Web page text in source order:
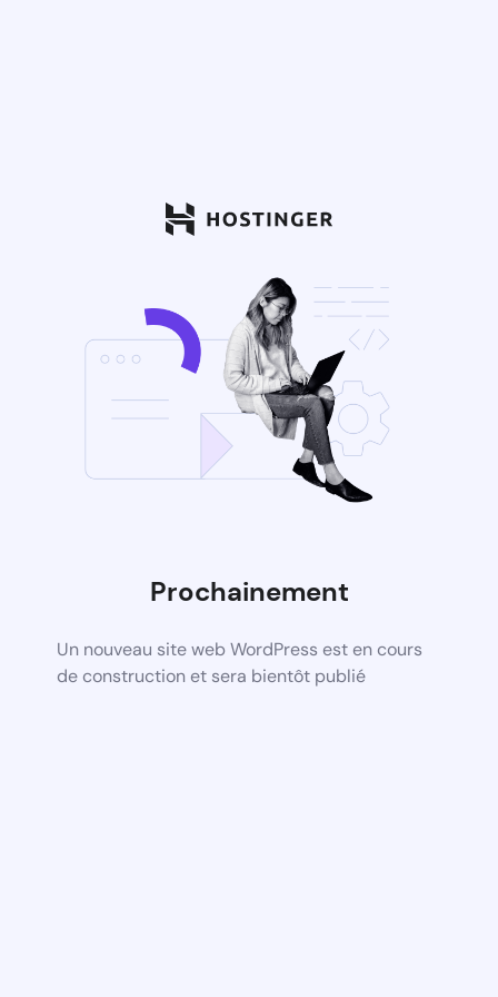
Prochainement
Un nouveau site web WordPress est en cours
de construction et sera bientôt publié